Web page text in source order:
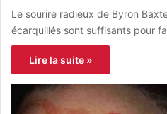
Le sourire radieux de Byron
écarquillés sont suffisants pour
Lire la suite »